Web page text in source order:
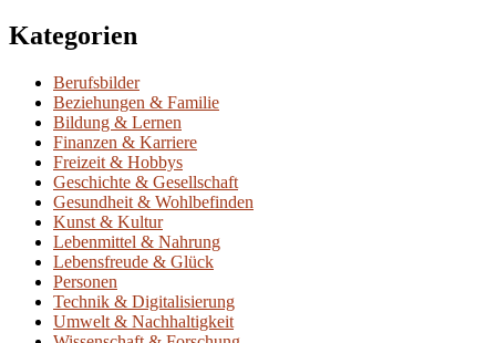
Kategorien
Berufsbilder
Beziehungen & Familie
Bildung & Lernen
Finanzen & Karriere
Freizeit & Hobbys
Geschichte & Gesellschaft
Gesundheit & Wohlbefinden
Kunst & Kultur
Lebenmittel & Nahrung
Lebensfreude & Glück
Personen
Technik & Digitalisierung
Umwelt & Nachhaltigkeit